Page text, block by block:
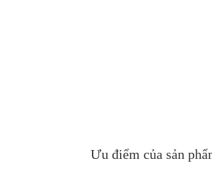
Ưu điểm của sản